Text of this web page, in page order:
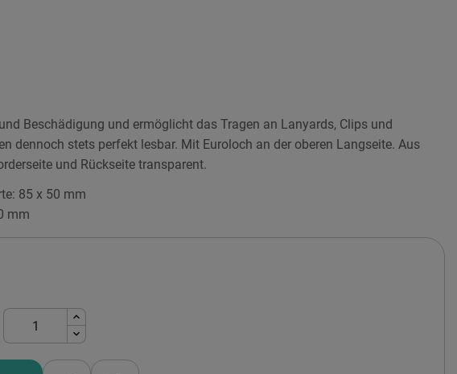
Beschädigung und ermöglicht das Tragen an Lanyards, Clips und
dennoch stets perfekt lesbar. Mit Euroloch an der oberen Langseite. Aus
und Rückseite transparent.
85 x 50 mm
mm